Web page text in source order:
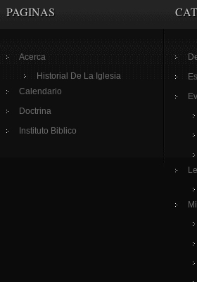
PAGINAS
Acerca
Historial De La Iglesia
Calendario
Doctrina
Instituto Biblico